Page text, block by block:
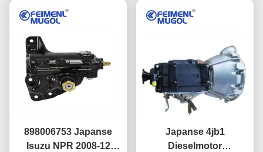
898006753 Japanse
Isuzu NPR 2008-12
Japanse 4jb1
Dieselmotor